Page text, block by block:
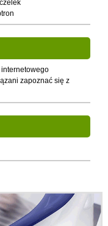
zapoznać się z